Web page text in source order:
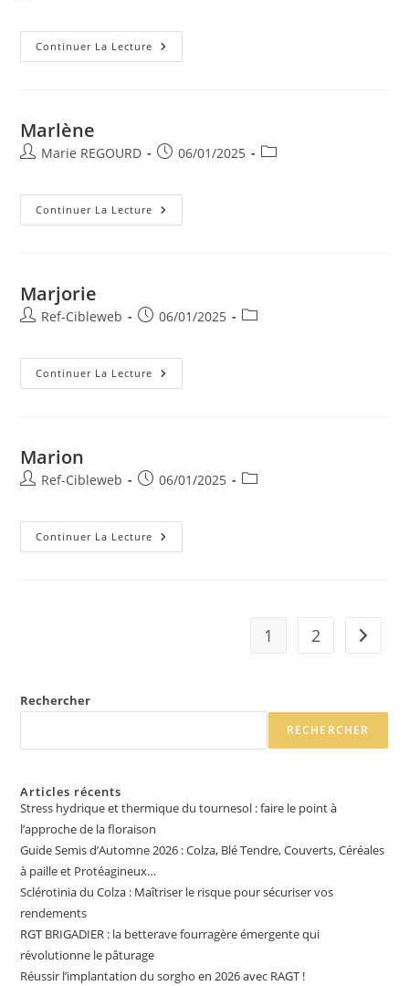
Continuer La Lecture
Marlène
Marie REGOURD 06/01/2025
Continuer La Lecture
Marjorie
Ref-Cibleweb 06/01/2025
Continuer La Lecture
Marion
Ref-Cibleweb 06/01/2025
Continuer La Lecture
1 2
Rechercher
RECHERCHER
Articles récents
Stress hydrique et thermique du tournesol : faire le point à
l’approche de la floraison
Guide Semis d’Automne 2026 : Colza, Blé Tendre, Couverts, Céréales
à paille et Protéagineux…
Sclérotinia du Colza : Maîtriser le risque pour sécuriser vos
rendements
RGT BRIGADIER : la betterave fourragère émergente qui
révolutionne le pâturage
Réussir l’implantation du sorgho en 2026 avec RAGT !